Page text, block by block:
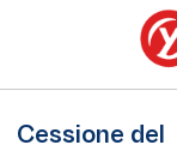
Cessione del